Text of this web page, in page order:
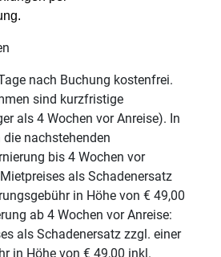
nach Buchung kostenfrei.
sind kurzfristige
als 4 Wochen vor Anreise). In
nachstehenden
bis 4 Wochen vor
als Schadenersatz
in Höhe von € 49,00
ab 4 Wochen vor Anreise:
als Schadenersatz zzgl. einer
in Höhe von € 49,00 inkl.